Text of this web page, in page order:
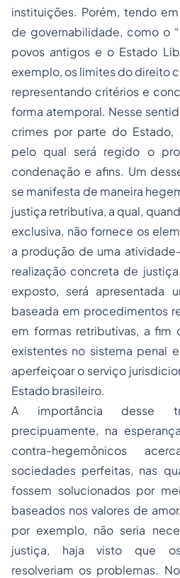
instituições. Porém, tendo
de governabilidade, como o
povos antigos e o Estado
exemplo, os limites do direito
representando critérios e
forma atemporal. Nesse
crimes por parte do
pelo qual será regido o
condenação e afins. Um
se manifesta de maneira
justiça retributiva, a qual,
exclusiva, não fornece os
a produção de uma
realização concreta de
exposto, será apresentada
baseada em procedimentos
em formas retributivas, a fim
existentes no sistema penal
aperfeiçoar o serviço
Estado brasileiro.
A importância desse
precipuamente, na
contra-hegemônicos
sociedades perfeitas, nas
fossem solucionados por
baseados nos valores de
por exemplo, não seria
justiça, haja visto que
resolveriam os problemas.